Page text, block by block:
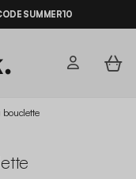
SUMMER10
bouclette